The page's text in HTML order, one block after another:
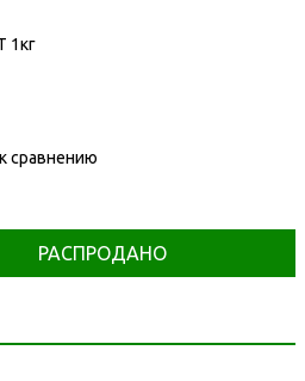
1кг
сравнению
РАСПРОДАНО